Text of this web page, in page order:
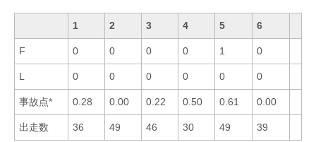
1 2 3 4 5 6
F 0 0 0 0 1 0
L 0 0 0 0 0 0
事故点* 0.28 0.00 0.22 0.50 0.61 0.00
出走数 36 49 46 30 49 39